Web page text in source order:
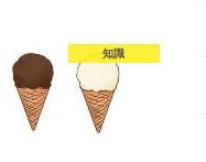
知識